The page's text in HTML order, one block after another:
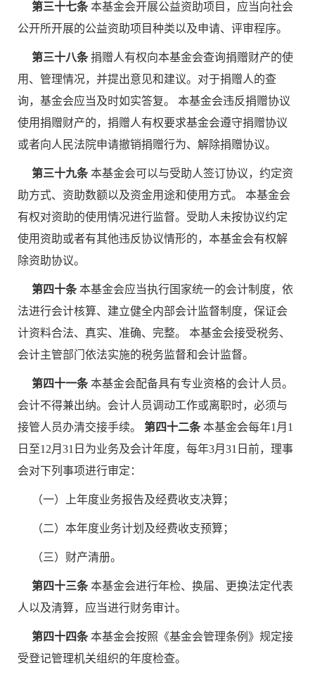
第三十七条本基金会开展公益资助项目，应当向社会
公开所开展的公益资助项目种类以及申请、评审程序。
第三十八条捐赠人有权向本基金会查询捐赠财产的使
用、管理情况，并提出意见和建议。对于捐赠人的查
询，基金会应当及时如实答复。 本基金会违反捐赠协议
使用捐赠财产的，捐赠人有权要求基金会遵守捐赠协议
或者向人民法院申请撤销捐赠行为、解除捐赠协议。
第三十九条本基金会可以与受助人签订协议，约定资
助方式、资助数额以及资金用途和使用方式。 本基金会
有权对资助的使用情况进行监督。受助人未按协议约定
使用资助或者有其他违反协议情形的，本基金会有权解
除资助协议。
第四十条本基金会应当执行国家统一的会计制度，依
法进行会计核算、建立健全内部会计监督制度，保证会
计资料合法、真实、准确、完整。 本基金会接受税务、
会计主管部门依法实施的税务监督和会计监督。
第四十一条本基金会配备具有专业资格的会计人员。
会计不得兼出纳。会计人员调动工作或离职时，必须与
接管人员办清交接手续。 第四十二条本基金会每年1月1
日至12月31日为业务及会计年度，每年3月31日前，理事
会对下列事项进行审定：
（一）上年度业务报告及经费收支决算；
（二）本年度业务计划及经费收支预算；
（三）财产清册。
第四十三条本基金会进行年检、换届、更换法定代表
人以及清算，应当进行财务审计。
第四十四条本基金会按照《基金会管理条例》规定接
受登记管理机关组织的年度检查。